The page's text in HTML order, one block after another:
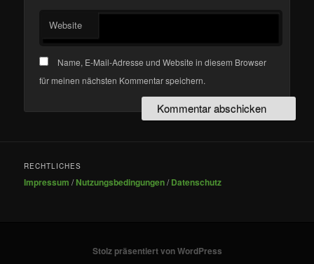
Website
Name, E-Mail-Adresse und Website in diesem Browser
für meinen nächsten Kommentar speichern.
RECHTLICHES
Impressum /Nutzungsbedingungen/Datenschutz
Stolz präsentiert von WordPress